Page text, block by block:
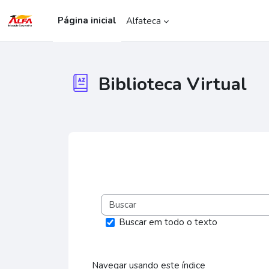
Página inicial
Alfateca
Biblioteca Virtual
Buscar em todo o texto
Navegar usando este índice